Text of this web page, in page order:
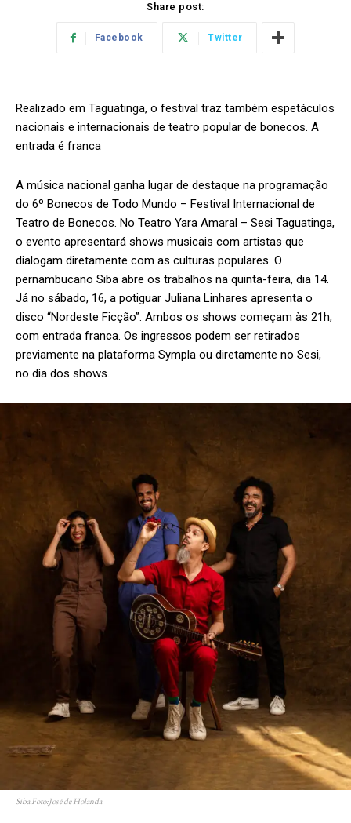
Share post:
Facebook Twitter
Realizado em Taguatinga, o festival traz também espetáculos
nacionais e internacionais de teatro popular de bonecos. A
entrada é franca
A música nacional ganha lugar de destaque na programação
do 6º Bonecos de Todo Mundo – Festival Internacional de
Teatro de Bonecos. No Teatro Yara Amaral – Sesi Taguatinga,
o evento apresentará shows musicais com artistas que
dialogam diretamente com as culturas populares. O
pernambucano Siba abre os trabalhos na quinta-feira, dia 14.
Já no sábado, 16, a potiguar Juliana Linhares apresenta o
disco “Nordeste Ficção”. Ambos os shows começam às 21h,
com entrada franca. Os ingressos podem ser retirados
previamente na plataforma Sympla ou diretamente no Sesi,
no dia dos shows.
Siba Foto:José de Holanda